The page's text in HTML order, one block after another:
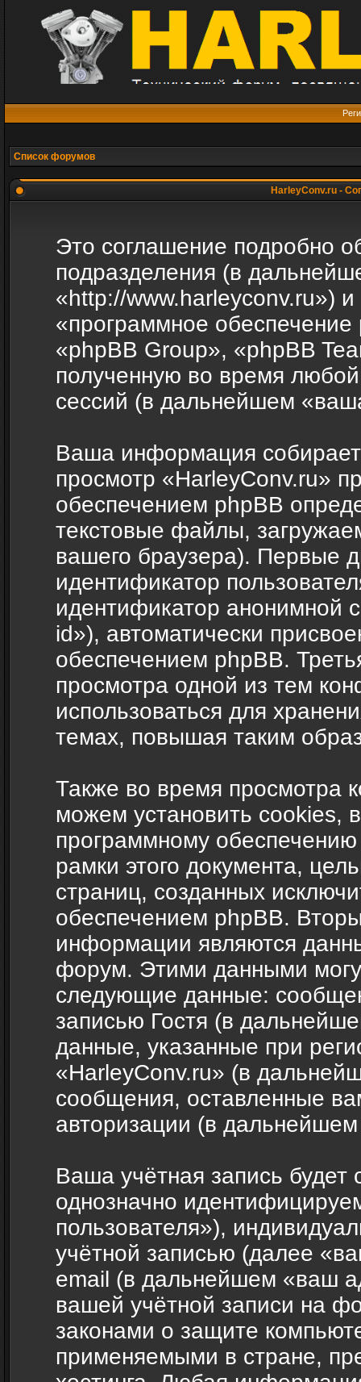
Список форумов
HarleyConv.ru -
Это соглашение подробно
подразделения (в
«http://www.harleyconv.ru»)
«программное
«phpBB Group», «phpBB
полученную во время
сессий (в дальнейшем
Ваша информация
просмотр «HarleyConv.ru»
обеспечением phpBB
текстовые файлы,
вашего браузера). Первые
идентификатор
идентификатор анонимной
id»), автоматически
обеспечением phpBB.
просмотра одной из тем
использоваться для
темах, повышая таким
Также во время просмотра
можем установить cookies,
программному
рамки этого документа,
страниц, созданных
обеспечением phpBB.
информации являются
форум. Этими данными
следующие данные:
записью Гостя (в
данные, указанные при
«HarleyConv.ru» (в
сообщения, оставленные
авторизации (в
Ваша учётная запись
однозначно
пользователя»),
учётной записью (далее
email (в дальнейшем «ваш
вашей учётной записи на
законами о защите
применяемыми в стране,